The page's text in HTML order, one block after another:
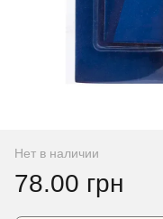
Нет в наличии
78.00 грн